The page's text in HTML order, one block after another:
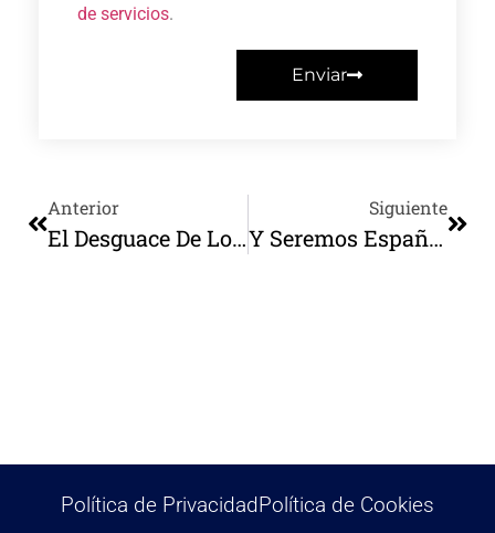
de servicios.
Enviar
Anterior
El Desguace De Lo Propio
Siguiente
Y Seremos Españoles De América Y Americanos De España
Política de PrivacidadPolítica de Cookies